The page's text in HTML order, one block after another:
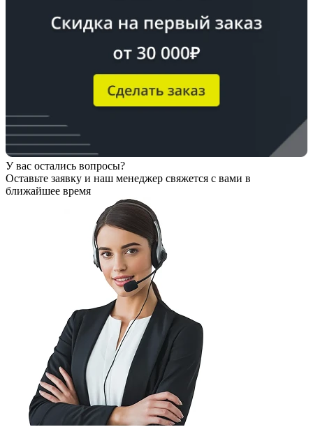
У вас остались вопросы?
Оставьте заявку и наш менеджер свяжется с вами в
ближайшее время